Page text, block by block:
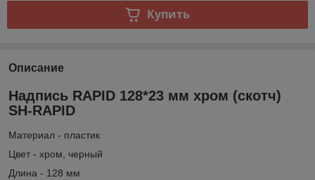
Купить
Описание
Надпись RAPID 128*23 мм хром (скотч)
SH-RAPID
Материал - пластик
Цвет - хром, черный
Длина - 128 мм